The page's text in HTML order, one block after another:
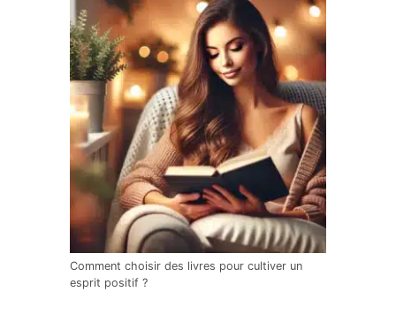
Comment choisir des livres pour cultiver un
esprit positif ?